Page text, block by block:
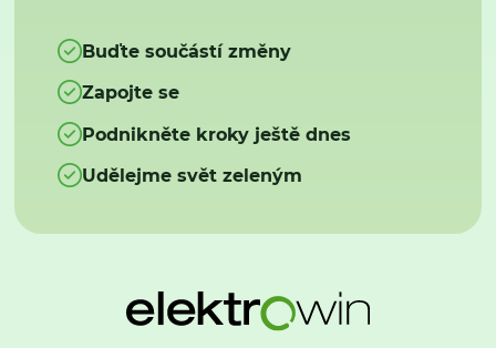
Buďte součástí změny
Zapojte se
Podnikněte kroky ještě dnes
Udělejme svět zeleným